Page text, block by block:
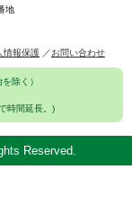
地
情報保護 お問い合わせ
除く）
時間延長。)
Reserved.